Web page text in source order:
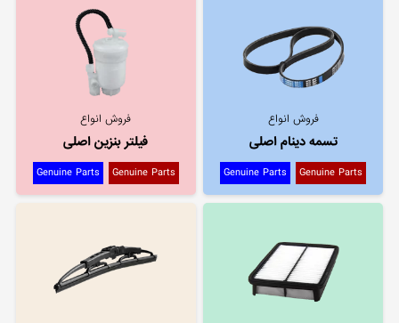
فروش انواع
تسمه دینام اصلی
Genuine Parts
Genuine Parts
فروش انواع
فیلتر بنزین اصلی
Genuine Parts
Genuine Parts